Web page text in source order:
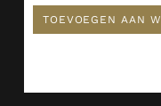
TOEVOEGEN AAN